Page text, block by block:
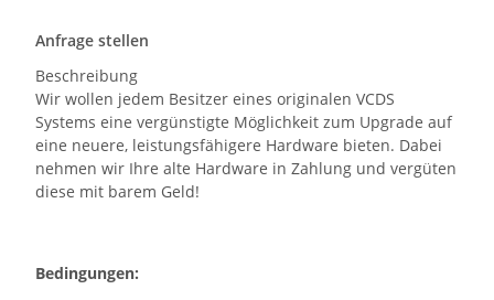
Anfrage stellen
Beschreibung
Wir wollen jedem Besitzer eines originalen VCDS
Systems eine vergünstigte Möglichkeit zum Upgrade auf
eine neuere, leistungsfähigere Hardware bieten. Dabei
nehmen wir Ihre alte Hardware in Zahlung und vergüten
diese mit barem Geld!
Bedingungen: